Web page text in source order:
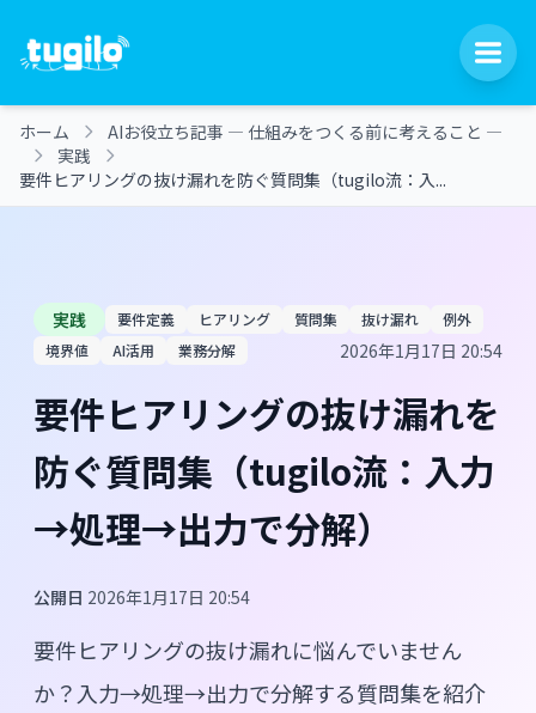
ホーム
AIお役立ち記事 ― 仕組みをつくる前に考えること ―
実践
要件ヒアリングの抜け漏れを防ぐ質問集（tugilo流：入...
実践 要件定義 ヒアリング 質問集 抜け漏れ
例外
境界値
AI活用 業務分解 2026年1月17日 20:54
要件ヒアリングの抜け漏れを
防ぐ質問集（tugilo流：入力
→処理→出力で分解）
公開日 2026年1月17日 20:54
要件ヒアリングの抜け漏れに悩んでいません
か？入力→処理→出力で分解する質問集を紹介